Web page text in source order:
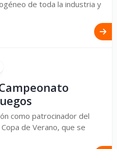
de toda la industria y
como patrocinador del
de Verano, que se